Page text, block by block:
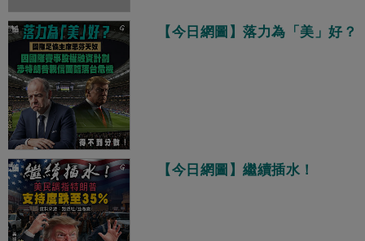
【今日網圖】落力為「美」好？
【今日網圖】繼續插水！